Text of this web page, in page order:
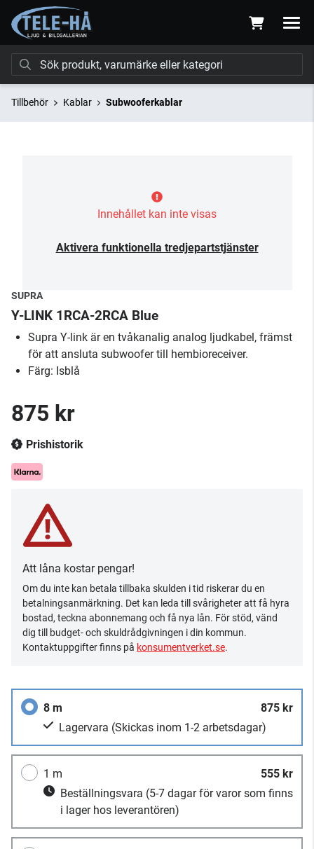
Tillbehör Kablar Subwooferkablar
Innehållet kan inte visas
Aktivera funktionella tredjepartstjänster
SUPRA
Y-LINK 1RCA-2RCA Blue
Supra Y-link är en tvåkanalig analog ljudkabel, främst
för att ansluta subwoofer till hembioreceiver.
Färg: Isblå
875 kr
Prishistorik
Att låna kostar pengar!
Om du inte kan betala tillbaka skulden i tid riskerar du en
betalningsanmärkning. Det kan leda till svårigheter att få hyra
bostad, teckna abonnemang och få nya lån. För stöd, vänd
dig till budget- och skuldrådgivningen i din kommun.
Kontaktuppgifter finns på konsumentverket.se.
8 m
875 kr
Lagervara (Skickas inom 1-2 arbetsdagar)
1 m
555 kr
Beställningsvara (5-7 dagar för varor som finns
i lager hos leverantören)